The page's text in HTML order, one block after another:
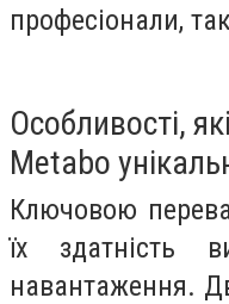
професіонали,
Особливості,
Metabo
Ключовою
їх здатність
навантаження.